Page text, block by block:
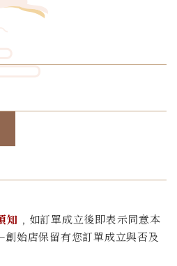
知 ﹐如訂單成立後即表示同意本
始店保留有您訂單成立與否及